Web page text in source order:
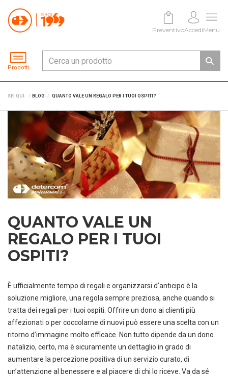
Prodotti
PreventivoAccediMenu
SEI QUI: BLOG QUANTO VALE UN REGALO PER I TUOI OSPITI?
QUANTO VALE UN
REGALO PER I TUOI
OSPITI?
È ufficialmente tempo di regali e organizzarsi d’anticipo è la
soluzione migliore, una regola sempre preziosa, anche quando si
tratta dei regali per i tuoi ospiti. Offrire un dono ai clienti più
affezionati o per coccolarne di nuovi può essere una scelta con un
ritorno d’immagine molto efficace. Non tutto dipende da un dono
natalizio, certo, ma è sicuramente un dettaglio in grado di
aumentare la percezione positiva di un servizio curato, di
un’attenzione al benessere e al piacere di chi lo riceve. Va da sé